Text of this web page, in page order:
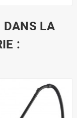
DANS LA
: